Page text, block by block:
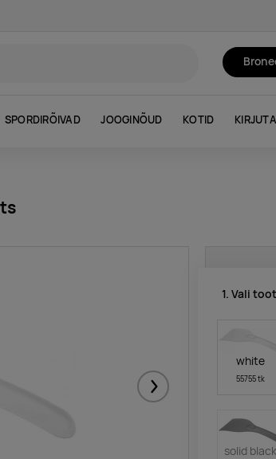
SPORDIRÕIVAD JOOGINÕUD KOTID
Järgmised
1. Vali
white
55755 tk
solid black